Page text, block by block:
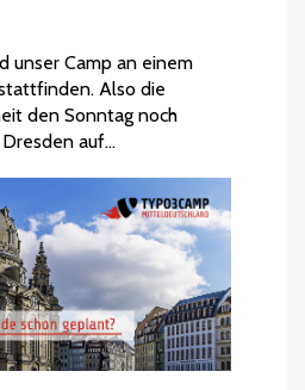
unser Camp an einem
Also die
den Sonntag noch
auf…